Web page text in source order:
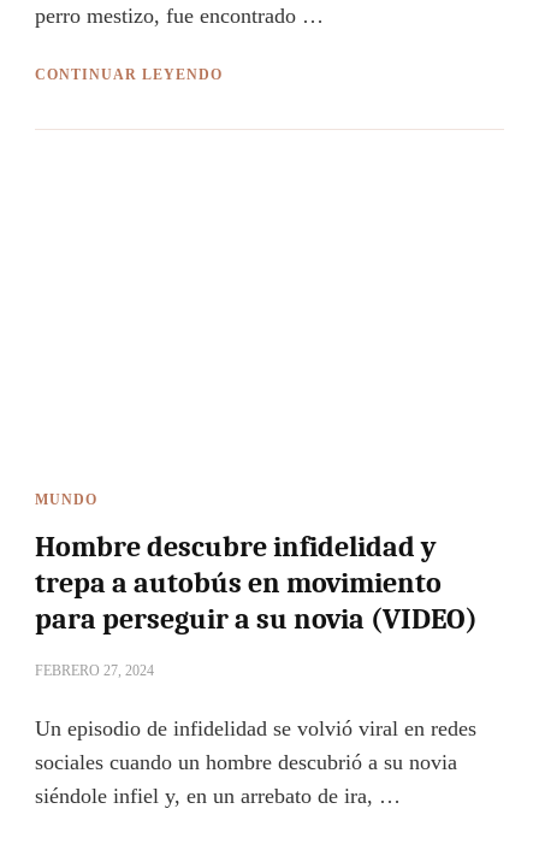
perro mestizo, fue encontrado …
CONTINUAR LEYENDO
MUNDO
Hombre descubre infidelidad y
trepa a autobús en movimiento
para perseguir a su novia (VIDEO)
FEBRERO 27, 2024
Un episodio de infidelidad se volvió viral en redes
sociales cuando un hombre descubrió a su novia
siéndole infiel y, en un arrebato de ira, …